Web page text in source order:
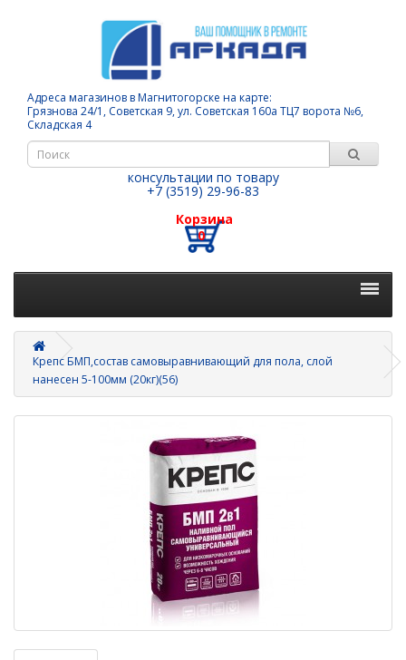
Адреса магазинов в Магнитогорске на карте:
Грязнова 24/1, Советская 9, ул. Советская 160а ТЦ7 ворота №6,
Складская 4
консультации по товару
+7 (3519) 29-96-83
Корзина
0
Крепс БМП,состав самовыравнивающий для пола, слой
нанесен 5-100мм (20кг)(56)